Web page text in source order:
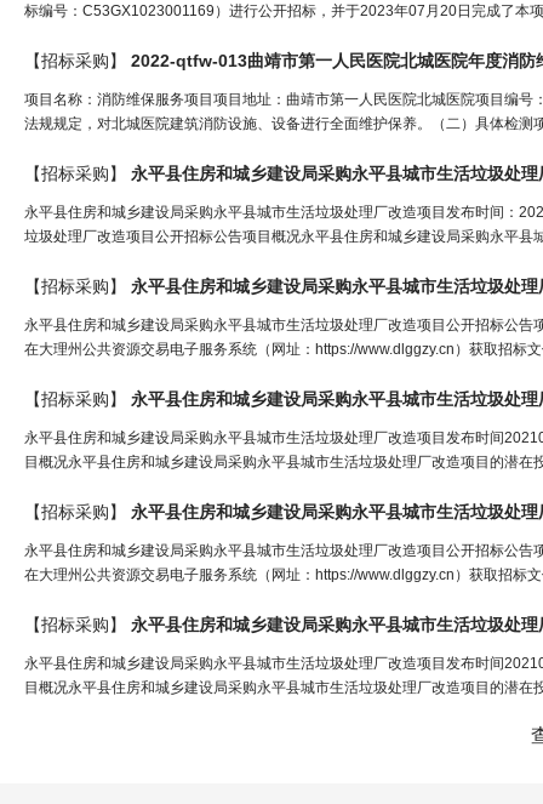
标编号：C53GX1023001169）进行公开招标，并于2023年07月20日完成了本
【招标采购】 2022-qtfw-013曲靖市第一人民医院北城医院年度消防
项目名称：消防维保服务项目项目地址：曲靖市第一人民医院北城医院项目编
法规规定，对北城医院建筑消防设施、设备进行全面维护保养。（二）具体检
【招标采购】 永平县住房和城乡建设局采购永平县城市生活垃圾处
永平县住房和城乡建设局采购永平县城市生活垃圾处理厂改造项目发布时间：
垃圾处理厂改造项目公开招标公告项目概况永平县住房和城乡建设局采购永平县
【招标采购】 永平县住房和城乡建设局采购永平县城市生活垃圾处
永平县住房和城乡建设局采购永平县城市生活垃圾处理厂改造项目公开招标公
在大理州公共资源交易电子服务系统（网址：https://www.dlggzy.cn）获取招标
【招标采购】 永平县住房和城乡建设局采购永平县城市生活垃圾处
永平县住房和城乡建设局采购永平县城市生活垃圾处理厂改造项目发布时间
目概况永平县住房和城乡建设局采购永平县城市生活垃圾处理厂改造项目的潜在
【招标采购】 永平县住房和城乡建设局采购永平县城市生活垃圾处
永平县住房和城乡建设局采购永平县城市生活垃圾处理厂改造项目公开招标公
在大理州公共资源交易电子服务系统（网址：https://www.dlggzy.cn）获取招标
【招标采购】 永平县住房和城乡建设局采购永平县城市生活垃圾处
永平县住房和城乡建设局采购永平县城市生活垃圾处理厂改造项目发布时间
目概况永平县住房和城乡建设局采购永平县城市生活垃圾处理厂改造项目的潜在